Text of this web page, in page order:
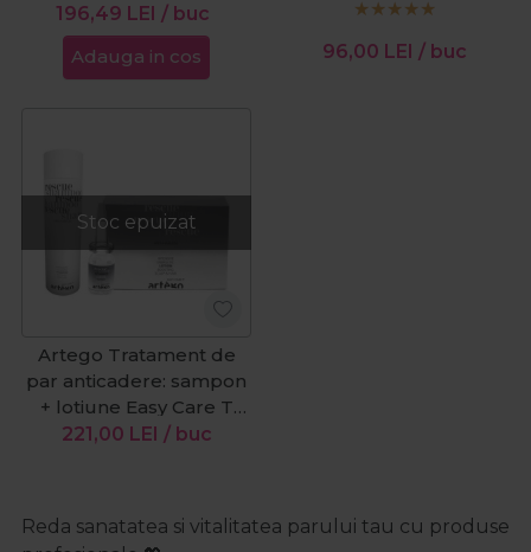
196,49 LEI / buc
Adauga in cos
250ml
96,00 LEI / buc
Stoc epuizat
Artego Tratament de
par anticadere: sampon
+ lotiune Easy Care T
Rescue
221,00 LEI / buc
Reda sanatatea si vitalitatea parului tau cu produse